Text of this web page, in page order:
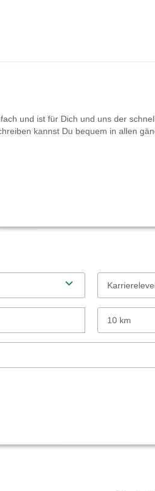
und ist für Dich und uns der
kannst Du bequem in allen
10 km